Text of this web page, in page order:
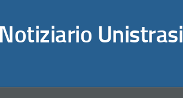
Notiziario Unistrasi